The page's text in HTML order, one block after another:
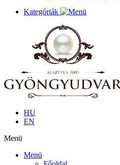
Kategóriák
HU
EN
Menü
Menü